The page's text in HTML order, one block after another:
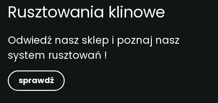
Rusztowania klinowe
Odwiedź nasz sklep i poznaj nasz
system rusztowań !
sprawdź